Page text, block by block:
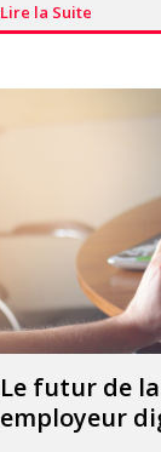
Lire la Suite
Le futur de
employeur